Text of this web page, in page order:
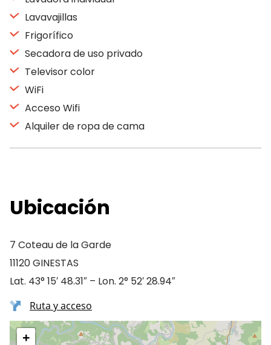
Lavavajillas
Frigorífico
Secadora de uso privado
Televisor color
WiFi
Acceso Wifi
Alquiler de ropa de cama
Ubicación
7 Coteau de la Garde
11120 GINESTAS
Lat. 43° 15′ 48.31″ – Lon. 2° 52′ 28.94″
Ruta y acceso
+